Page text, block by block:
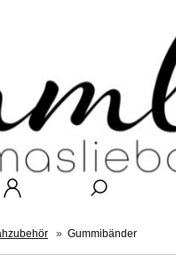
» Gummibänder